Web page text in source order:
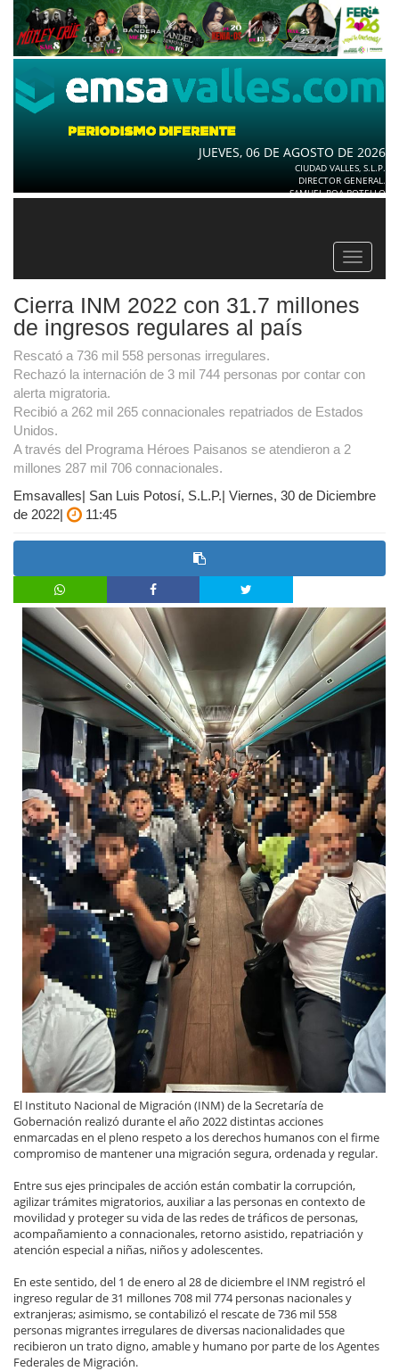
JUEVES, 06 DE AGOSTO DE 2026
CIUDAD VALLES, S.L.P.
DIRECTOR GENERAL.
SAMUEL ROA BOTELLO
Toggle
Cierra INM 2022 con 31.7 millones
de ingresos regulares al país
Rescató a 736 mil 558 personas irregulares.
Rechazó la internación de 3 mil 744 personas por contar con
alerta migratoria.
Recibió a 262 mil 265 connacionales repatriados de Estados
Unidos.
A través del Programa Héroes Paisanos se atendieron a 2
millones 287 mil 706 connacionales.
Emsavalles| San Luis Potosí, S.L.P.| Viernes, 30 de Diciembre
de 2022|
11:45
El Instituto Nacional de Migración (INM) de la Secretaría de
Gobernación realizó durante el año 2022 distintas acciones
enmarcadas en el pleno respeto a los derechos humanos con el firme
compromiso de mantener una migración segura, ordenada y regular.
Entre sus ejes principales de acción están combatir la corrupción,
agilizar trámites migratorios, auxiliar a las personas en contexto de
movilidad y proteger su vida de las redes de tráficos de personas,
acompañamiento a connacionales, retorno asistido, repatriación y
atención especial a niñas, niños y adolescentes.
En este sentido, del 1 de enero al 28 de diciembre el INM registró el
ingreso regular de 31 millones 708 mil 774 personas nacionales y
extranjeras; asimismo, se contabilizó el rescate de 736 mil 558
personas migrantes irregulares de diversas nacionalidades que
recibieron un trato digno, amable y humano por parte de los Agentes
Federales de Migración.